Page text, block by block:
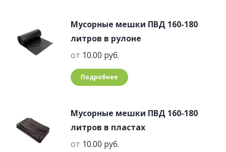
Мусорные мешки ПВД 160-180
литров в рулоне
от 10.00 руб.
Подробнее
Мусорные мешки ПВД 160-180
литров в пластах
от 10.00 руб.